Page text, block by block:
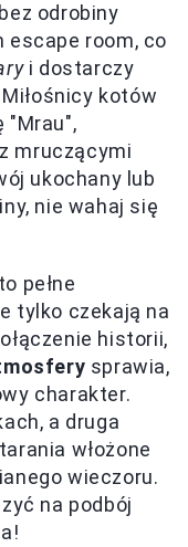
odrobiny
escape room, co
i dostarczy
kotów
"Mrau",
mruczącymi
ukochany lub
nie wahaj się
pełne
tylko czekają na
historii,
sprawia,
charakter.
a druga
włożone
wieczoru.
na podbój